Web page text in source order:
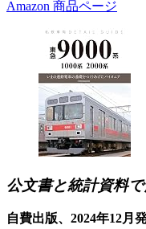
Amazon 商品ページ
公文書と統計資料
自費出版、2024年12月